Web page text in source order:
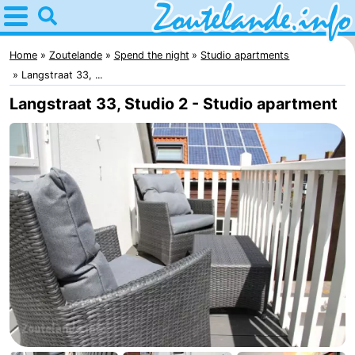
Home
Zoutelande
Tips
For
kids
Webcam
Webcam
Langstraat
Webcam
Beach
Spend
the
night
Apartments
-
Home Zoutelande Spend the night
Studio apartments
Langstraat 33, ...
Langstraat 33, Studio 2 - Studio apartment